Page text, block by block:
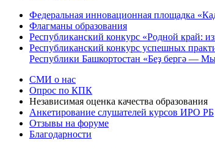
Федеральная инновационная площадка
Флагманы образования
Республиканский конкурс «Родной край:
Республиканский конкурс успешных
Республики Башкортостан «Беҙ бергә —
СМИ о нас
Опрос по КПК
Независимая оценка качества образования
Анкетирование слушателей курсов ИРО РБ
Отзывы на форуме
Благодарности